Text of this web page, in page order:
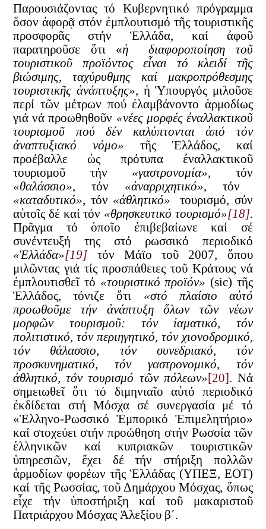
Παρουσιάζοντας τό Κυβερνητικό πρόγραμμα
ὅσον ἀφορᾷ στόν ἐμπλουτισμό τῆς τουριστικῆς
προσφορᾶς στήν Ἑλλάδα, καί ἀφοῦ
παρατηροῦσε ὅτι «ἡ διαφοροποίηση τοῦ
τουριστικοῦ προϊόντος
εἶναι τό κλειδί τῆς
βιώσιμης, ταχύρυθμης καί μακροπρόθεσμης
τουριστικῆς ἀνάπτυξης», ἡ Ὑπουργός μιλοῦσε
περί τῶν μέτρων πού ἐλαμβάνοντο ἁρμοδίως
γιά νά προωθηθοῦν «νέες μορφές ἐναλλακτικοῦ
τουρισμοῦ πού δέν καλύπτονται ἀπό τόν
ἀναπτυξιακό νόμο» τῆς Ἑλλάδος, καί
προέβαλλε ὡς πρότυπα ἐναλλακτικοῦ
τουρισμοῦ τήν «γαστρονομία», τόν
«θαλάσσιο», τόν «ἀναρριχητικό», τόν
«καταδυτικό», τόν «ἀθλητικό» τουρισμό, σύν
αὐτοῖς δέ καί τόν «θρησκευτικό τουρισμό»[18].
Πρᾶγμα τό ὁποῖο ἐπιβεβαίωνε καί σέ
συνέντευξή της στό ρωσσικό περιοδικό
«Ἑλλάδα»[19]
τόν Μάϊο τοῦ 2007, ὅπου
μιλῶντας γιά τίς προσπάθειες τοῦ Κράτους νά
ἐμπλουτισθεῖ τό «τουριστικό προϊόν» (sic) τῆς
Ἑλλάδος, τόνιζε ὅτι «στό πλαίσιο αὐτό
προωθοῦμε τήν ἀνάπτυξη ὅλων τῶν νέων
μορφῶν τουρισμοῦ: τόν ἰαματικό, τόν
πολιτιστικό, τόν περιηγητικό, τόν χιονοδρομικό,
τόν θάλασσιο, τόν συνεδριακό, τόν
προσκυνηματικό, τόν γαστρονομικό, τόν
ἀθλητικό, τόν τουρισμό τῶν πόλεων»[20]. Νά
σημειωθεῖ ὅτι τό διμηνιαῖο αὐτό περιοδικό
ἐκδίδεται στή Μόσχα σέ συνεργασία μέ τό
«Ἑλληνο-Ρωσσικό Ἐμπορικό Ἐπιμελητήριο»
καί στοχεύει στήν προώθηση στήν Ρωσσία τῶν
ἑλληνικῶν καί κυπριακῶν τουριστικῶν
ὑπηρεσιῶν, ἔχει δέ τήν στήριξη πολλῶν
ἁρμοδίων φορέων τῆς Ἑλλάδας (ΥΠΕΞ, ΕΟΤ)
καί τῆς Ρωσσίας, τοῦ Δημάρχου Μόσχας, ὅπως
εἶχε τήν ὑποστήριξη καί τοῦ μακαριστοῦ
Πατριάρχου Μόσχας Ἀλεξίου β΄.